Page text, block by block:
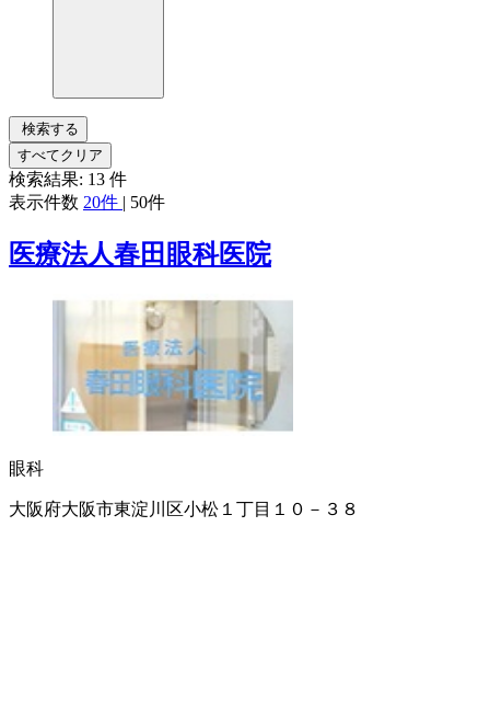
検索する
すべてクリア
検索結果: 13 件
表示件数 20件 | 50件
医療法人春田眼科医院
眼科
大阪府大阪市東淀川区小松１丁目１０－３８